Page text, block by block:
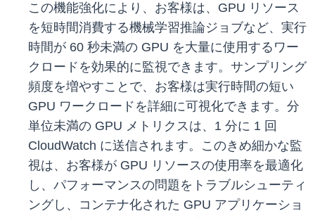
この機能強化により、お客様は、GPU リソース
を短時間消費する機械学習推論ジョブなど、実行
時間が 60 秒未満の GPU を大量に使用するワー
クロードを効果的に監視できます。サンプリング
頻度を増やすことで、お客様は実行時間の短い
GPU ワークロードを詳細に可視化できます。分
単位未満の GPU メトリクスは、1 分に 1 回
CloudWatch に送信されます。このきめ細かな監
視は、お客様が GPU リソースの使用率を最適化
し、パフォーマンスの問題をトラブルシューティ
ングし、コンテナ化された GPU アプリケーショ